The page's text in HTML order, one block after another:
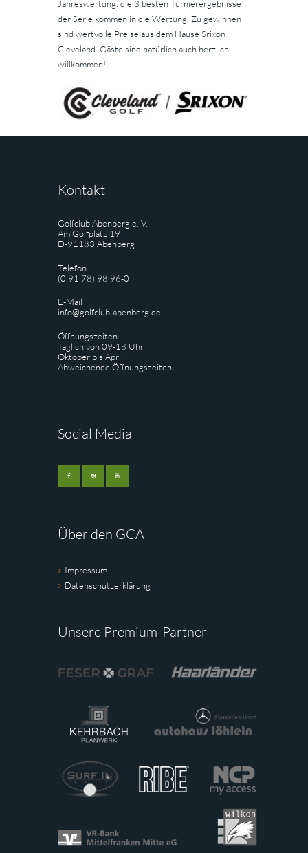
Jahreswertung: die 3 besten Turnierergebnisse
der Serie kommen in die Wertung. Zu gewinnen
sind wertvolle Preise aus dem Hause Srixon
Cleveland. Gäste sind natürlich auch herzlich
willkommen!
Kontakt
Golfclub Abenberg e. V.
Am Golfplatz 19
D-91183 Abenberg
Telefon
(0 91 78) 98 96-0
E-Mail
info@golfclub-abenberg.de
Öffnungszeiten
Täglich von 09-18 Uhr
Oktober bis April:
Abweichende Öffnungszeiten
Social Media
Über den GCA
Impressum
Datenschutzerklärung
Unsere Premium-Partner